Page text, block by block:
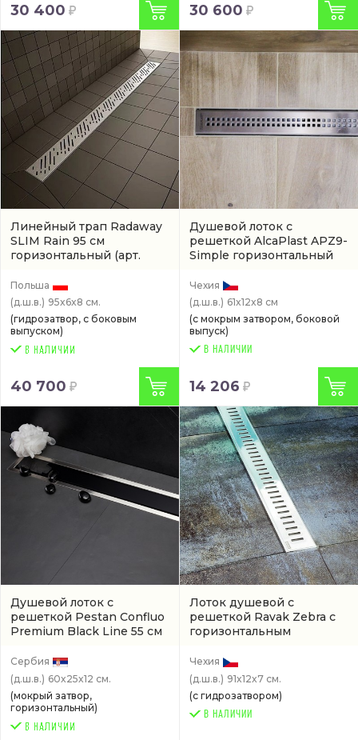
30 400 30 600
Линейный трап Radaway
SLIM Rain 95 см
горизонтальный (арт.
Польша
(д.ш.в.) 95x6x8 см.
(гидрозатвор, с боковым
выпуском)
40 700
Душевой лоток с
решеткой AlcaPlast APZ9-
Simple горизонтальный
Чехия
(д.ш.в.) 61x12x8 см
(с мокрым затвором, боковой
выпуск)
В НАЛИЧИИ
14 206
Душевой лоток с
решеткой Pestan Confluo
Premium Black Line 55 см
Сербия
(д.ш.в.) 60x25x12 см.
(мокрый затвор,
горизонтальный)
Лоток душевой с
решеткой Ravak Zebra с
горизонтальным
X01434)
Чехия
(д.ш.в.) 91x12x7 см.
(с гидрозатвором)
В НАЛИЧИИ